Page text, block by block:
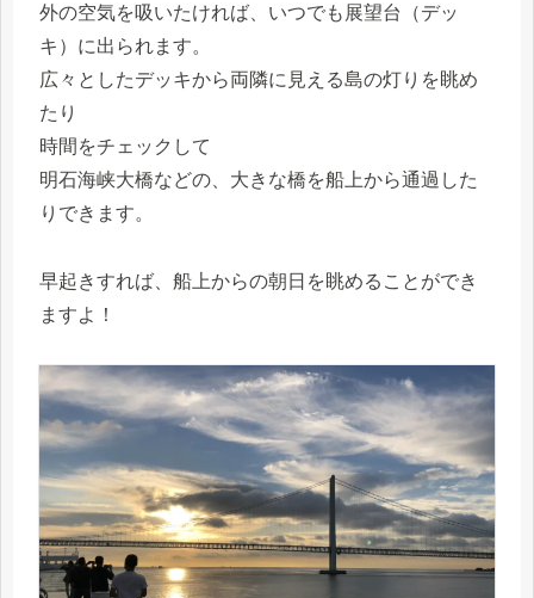
外の空気を吸いたければ、いつでも展望台（デッ
キ）に出られます。
広々としたデッキから両隣に見える島の灯りを眺め
たり
時間をチェックして
明石海峡大橋などの、大きな橋を船上から通過した
りできます。
早起きすれば、船上からの朝日を眺めることができ
ますよ！